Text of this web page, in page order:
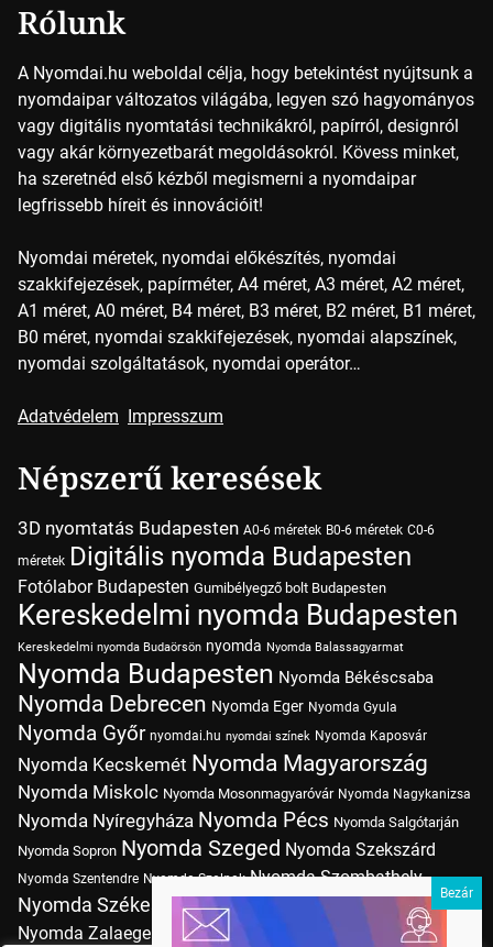
Rólunk
A Nyomdai.hu weboldal célja, hogy betekintést nyújtsunk a
nyomdaipar változatos világába, legyen szó hagyományos
vagy digitális nyomtatási technikákról, papírról, designról
vagy akár környezetbarát megoldásokról. Kövess minket,
ha szeretnéd első kézből megismerni a nyomdaipar
legfrissebb híreit és innovációit!
Nyomdai méretek, nyomdai előkészítés, nyomdai
szakkifejezések, papírméter, A4 méret, A3 méret, A2 méret,
A1 méret, A0 méret, B4 méret, B3 méret, B2 méret, B1 méret,
B0 méret, nyomdai szakkifejezések, nyomdai alapszínek,
nyomdai szolgáltatások, nyomdai operátor…
Adatvédelem Impresszum
Népszerű keresések
3D nyomtatás Budapesten A0-6 méretek B0-6 méretek C0-6
méretek Digitális nyomda Budapesten
Fotólabor Budapesten Gumibélyegző bolt Budapesten
Kereskedelmi nyomda Budapesten
Kereskedelmi nyomda Budaörsön nyomda Nyomda Balassagyarmat
Nyomda Budapesten Nyomda Békéscsaba
Nyomda Debrecen Nyomda Eger Nyomda Gyula
Nyomda Győr nyomdai.hu nyomdai színek Nyomda Kaposvár
Nyomda Kecskemét Nyomda Magyarország
Nyomda Miskolc Nyomda Mosonmagyaróvár Nyomda Nagykanizsa
Nyomda Nyíregyháza Nyomda Pécs Nyomda Salgótarján
Nyomda Sopron Nyomda Szeged Nyomda Szekszárd
Nyomda Szentendre Nyomda Szolnok Nyomda Szombathely
Nyomda Székesfehérvár Nyomda Tatabánya Nyomda Vác
Nyomda Zalaegerszeg Nyomda Érd nyomtatás